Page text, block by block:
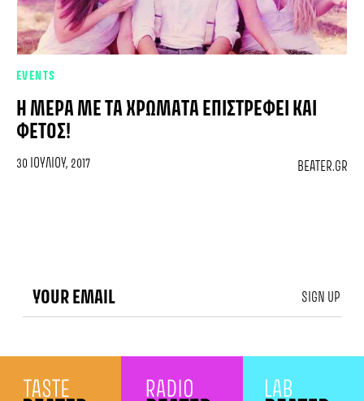
EVENTS
Η ΜΈΡΑ ΜΕ ΤΑ ΧΡΏΜΑΤΑ ΕΠΙΣΤΡΈΦΕΙ ΚΑΙ
ΦΈΤΟΣ!
30 ΙΟΥΛΊΟΥ, 2017 BEATER.GR
SIGN UP